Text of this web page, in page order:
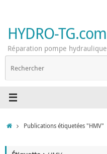
contenu
HYDRO-TG.com
Réparation pompe hydraulique
AccueilPublications étiquetées "HMV"